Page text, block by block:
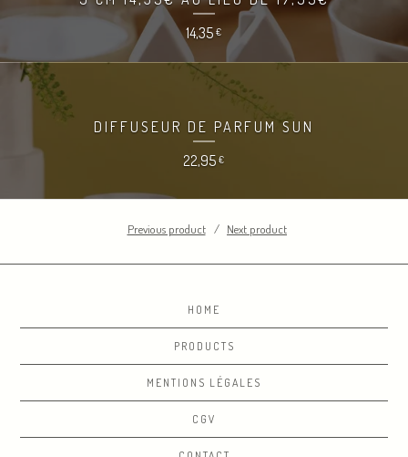
14,35 €
DIFFUSEUR DE PARFUM SUN
22,95 €
Previous product Next product
HOME
PRODUCTS
MENTIONS LÉGALES
CGV